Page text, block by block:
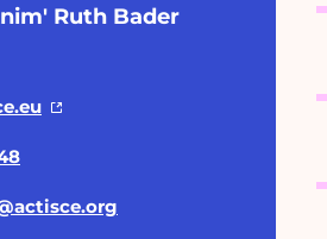
Ruth Bader